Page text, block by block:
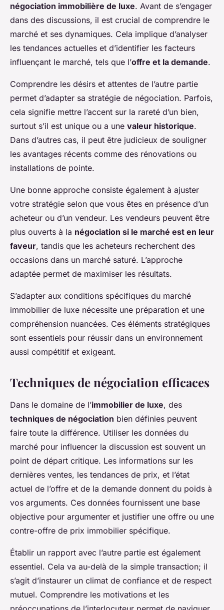
négociation immobilière de luxe. Avant de s’engager
dans des discussions, il est crucial de comprendre le
marché et ses dynamiques. Cela implique d’analyser
les tendances actuelles et d’identifier les facteurs
influençant le marché, tels que l’offre et la demande.
Comprendre les désirs et attentes de l’autre partie
permet d’adapter sa stratégie de négociation. Parfois,
cela signifie mettre l’accent sur la rareté d’un bien,
surtout s’il est unique ou a une valeur historique.
Dans d’autres cas, il peut être judicieux de souligner
les avantages récents comme des rénovations ou
installations de pointe.
Une bonne approche consiste également à ajuster
votre stratégie selon que vous êtes en présence d’un
acheteur ou d’un vendeur. Les vendeurs peuvent être
plus ouverts à la négociation si le marché est en leur
faveur, tandis que les acheteurs recherchent des
occasions dans un marché saturé. L’approche
adaptée permet de maximiser les résultats.
S’adapter aux conditions spécifiques du marché
immobilier de luxe nécessite une préparation et une
compréhension nuancées. Ces éléments stratégiques
sont essentiels pour réussir dans un environnement
aussi compétitif et exigeant.
Techniques de négociation efficaces
Dans le domaine de l’immobilier de luxe, des
techniques de négociation bien définies peuvent
faire toute la différence. Utiliser les données du
marché pour influencer la discussion est souvent un
point de départ critique. Les informations sur les
dernières ventes, les tendances de prix, et l’état
actuel de l’offre et de la demande donnent du poids à
vos arguments. Ces données fournissent une base
objective pour argumenter et justifier une offre ou une
contre-offre de prix immobilier spécifique.
Établir un rapport avec l’autre partie est également
essentiel. Cela va au-delà de la simple transaction; il
s’agit d’instaurer un climat de confiance et de respect
mutuel. Comprendre les motivations et les